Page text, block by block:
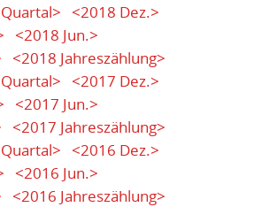
<2018 Dez.>
<2018 Jun.>
<2018 Jahreszählung>
<2017 Dez.>
<2017 Jun.>
<2017 Jahreszählung>
<2016 Dez.>
<2016 Jun.>
<2016 Jahreszählung>